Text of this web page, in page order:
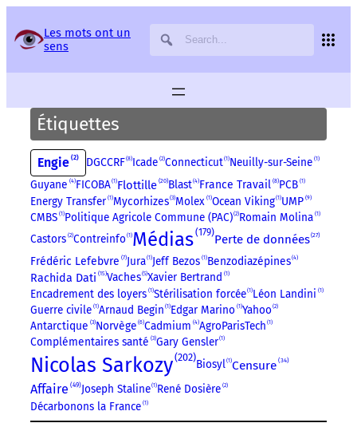
Les mots ont un
sens
Étiquettes
Engie 2 DGCCRF 8 Icade 2 Connecticut 1 Neuilly-sur-Seine 1
Guyane 4 FICOBA 1 Flottille 20 Blast 4 France Travail 8 PCB 1
Energy Transfer 1 Mycorhizes 3 Molex 1 Ocean Viking 1 UMP 9
CMBS 1 Politique Agricole Commune (PAC) 2 Romain Molina 1
Castors 2 Contreinfo 1 Médias 179
Perte de données 27
Frédéric Lefebvre 7 Jura 1 Jeff Bezos 1 Benzodiazépines 4
Rachida Dati 15 Vaches 5 Xavier Bertrand 1
Encadrement des loyers 1 Stérilisation forcée 1 Léon Landini 1
Guerre civile 1 Arnaud Begin 1 Edgar Marino 1 Yahoo 2
Antarctique 3 Norvège 6 Cadmium 4 AgroParisTech 1
Complémentaires santé 3 Gary Gensler 1
Nicolas Sarkozy 202
Biosyl 1 Censure 34
Affaire 49 Joseph Staline 1 René Dosière 2
Décarbonons la France 1
Panneau de gestion des services